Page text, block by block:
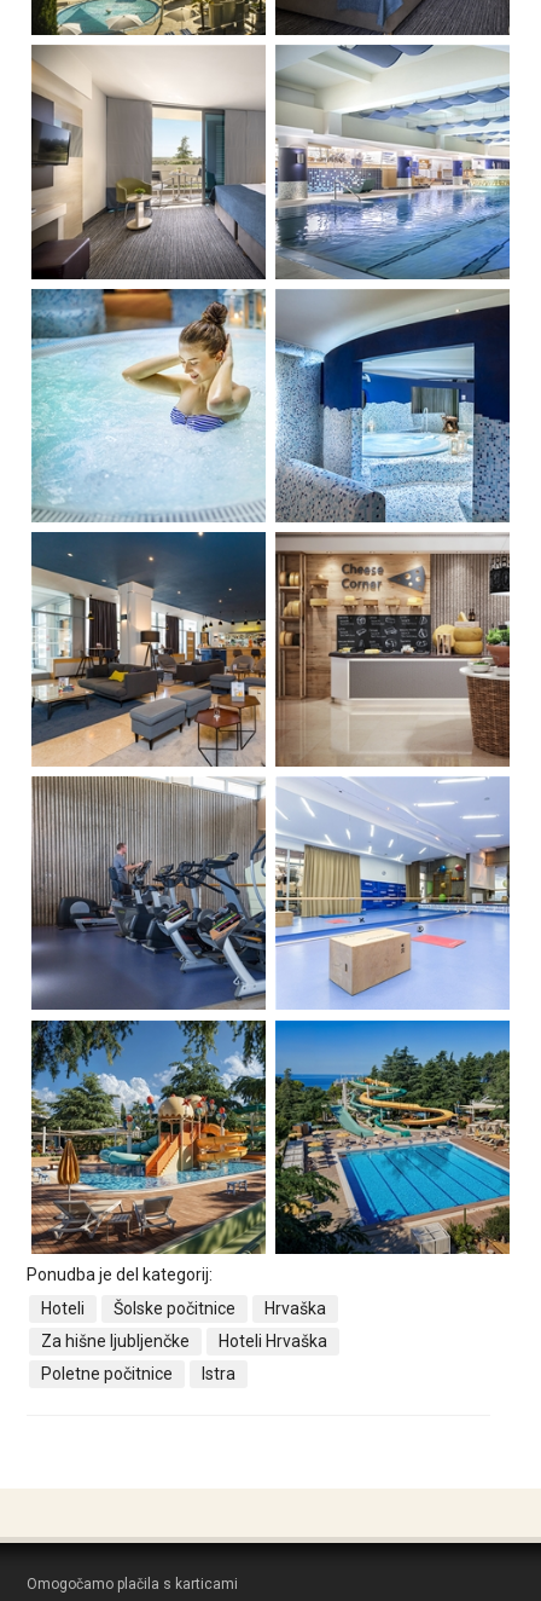
Ponudba je del kategorij:
Hoteli
Šolske počitnice
Hrvaška
Za hišne ljubljenčke
Hoteli Hrvaška
Poletne počitnice
Istra
Omogočamo plačila s karticami